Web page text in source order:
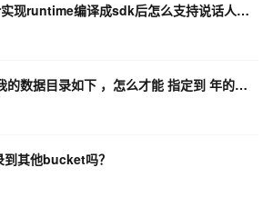
modelscope-funasr实现runtime编译成sdk后怎么支持说话人分离？
hologres oss 外表 我的数据目录如下 ，怎么才能 指定到 年的目录 ，读取所有的数据?
其他bucket吗？